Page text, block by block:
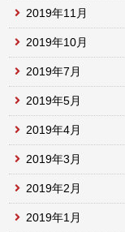
2019年11月
2019年10月
2019年7月
2019年5月
2019年4月
2019年3月
2019年2月
2019年1月